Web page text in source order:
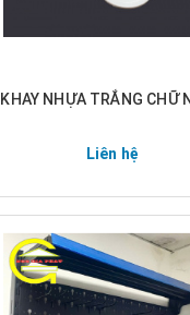
KHAY NHỰA TRẮNG CHỮ
Liên hệ